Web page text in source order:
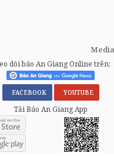
dõi báo An Giang Online trên:
FACEBOOK YOUTUBE
Tải Báo An Giang App